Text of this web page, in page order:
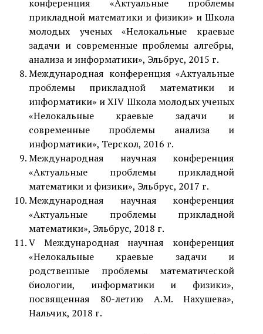
конференция «Актуальные проблемы
прикладной математики и физики» и Школа
молодых ученых «Нелокальные краевые
задачи и современные проблемы алгебры,
анализа и информатики», Эльбрус, 2015 г.
Международная конференция «Актуальные
проблемы прикладной математики и
информатики» и XIV Школа молодых ученых
«Нелокальные краевые задачи и
современные проблемы анализа и
информатики», Терскол, 2016 г.
Международная научная конференция
«Актуальные проблемы прикладной
математики и физики», Эльбрус, 2017 г.
Международная научная конференция
«Актуальные проблемы прикладной
математики», Эльбрус, 2018 г.
V Международная научная конференция
«Нелокальные краевые задачи и
родственные проблемы математической
биологии, информатики и физики»,
посвященная 80-летию А.М. Нахушева»,
Нальчик, 2018 г.